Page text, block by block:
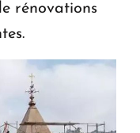
rénovations